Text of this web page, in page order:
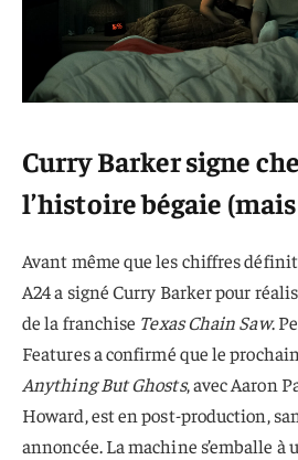
Curry Barker signe
l’histoire bégaie
Avant même que les chiffres
A24 a signé Curry Barker pour
de la franchise Texas Chain Saw.
Features a confirmé que le
Anything But Ghosts, avec Aaron
Howard, est en post-production,
annoncée. La machine s’emballe à